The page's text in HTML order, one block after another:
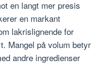
en langt mer presis
en markant
lakrislignende for
Mangel på volum betyr
andre ingredienser